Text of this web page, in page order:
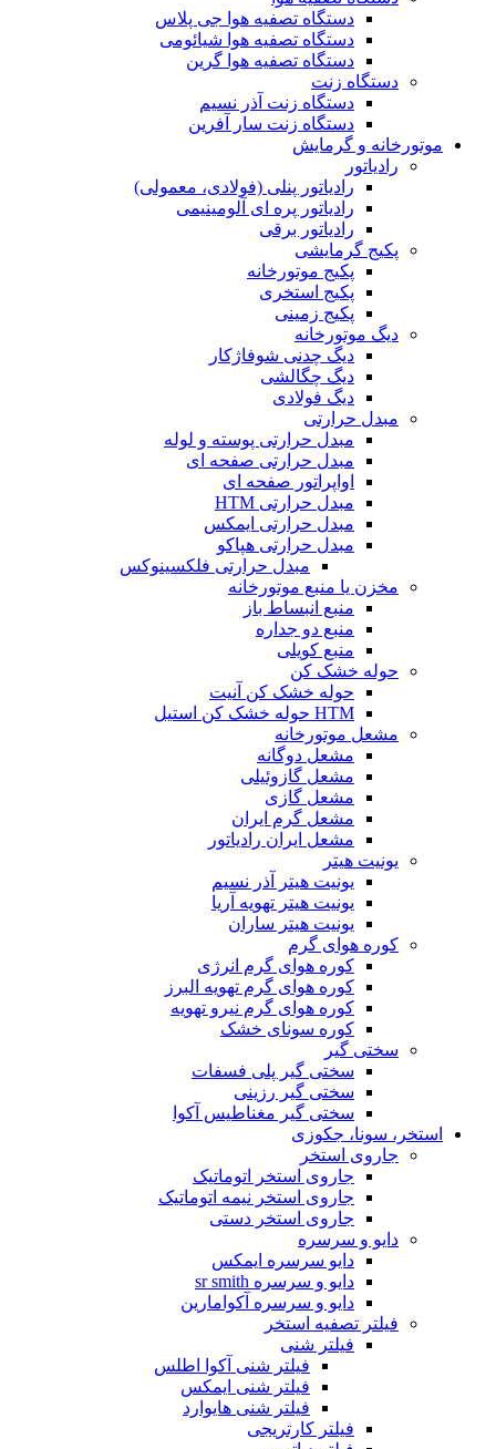
دستگاه تصفیه هوا جی پلاس
دستگاه تصفیه هوا شیائومی
دستگاه تصفیه هوا گرین
دستگاه زنت
دستگاه زنت آذر نسیم
دستگاه زنت سار آفرین
موتورخانه و گرمایش
رادیاتور
رادیاتور پنلی (فولادی، معمولی)
رادیاتور پره ای آلومینیمی
رادیاتور برقی
پکیج گرمایشی
پکیج موتورخانه
پکیج استخری
پکیج زمینی
دیگ موتورخانه
دیگ چدنی شوفاژکار
دیگ چگالشی
دیگ فولادی
مبدل حرارتی
مبدل حرارتی پوسته و لوله
مبدل حرارتی صفحه ای
اواپراتور صفحه ای
مبدل حرارتی HTM
مبدل حرارتی ایمکس
مبدل حرارتی هپاکو
مبدل حرارتی فلکسینوکس
مخزن یا منبع موتورخانه
منبع انبساط باز
منبع دو جداره
منبع کویلی
حوله خشک کن
حوله خشک کن آنیت
HTM حوله خشک کن استیل
مشعل موتورخانه
مشعل دوگانه
مشعل گازوئیلی
مشعل گازی
مشعل گرم ایران
مشعل ایران رادیاتور
یونیت هیتر
یونیت هیتر آذر نسیم
یونیت هیتر تهویه آریا
یونیت هیتر ساران
کوره هوای گرم
کوره هوای گرم انرژی
کوره هوای گرم تهویه البرز
کوره هوای گرم نیرو تهویه
کوره سونای خشک
سختی گیر
سختی گیر پلی فسفات
سختی گیر رزینی
سختی گیر مغناطیس آکوا
استخر، سونا، جکوزی
جاروی استخر
جاروی استخر اتوماتیک
جاروی استخر نیمه اتوماتیک
جاروی استخر دستی
دایو و سرسره
دایو سرسره ایمکس
دایو و سرسره sr smith
دایو و سرسره آکوامارین
فیلتر تصفیه استخر
فیلتر شنی
فیلتر شنی آکوا اطلس
فیلتر شنی ایمکس
فیلتر شنی هایوارد
فیلتر کارتریجی